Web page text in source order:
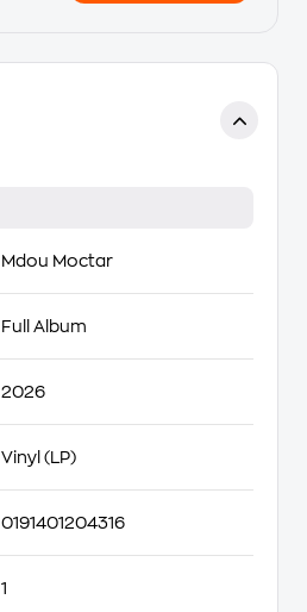
Mdou Moctar
Full Album
2026
Vinyl (LP)
0191401204316
1